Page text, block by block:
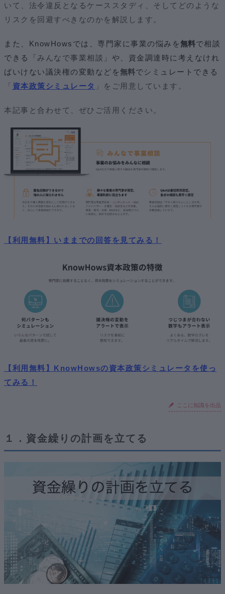
いて、法令違反となるケーススタディ、そしてどのような
リスクを回避すべきなのかを解説します。
また、KnowHowsでは、専門家に事業の悩みを無料で相談
できる
「 みんなで事業相談 」や、資金調達時に考えなけれ
ばいけない議決権の変動などを無料でシミュレートできる
「 資本政策シミュレータ 」をご用意しています。
本記事と合わせて、ぜひご活用ください。
【利用無料】いままでの回答を見てみる！
【利用無料】KnowHowsの資本政策シミュレータを使っ
てみる！
ここに知識を出品
１．資金繰りの計画を立てる